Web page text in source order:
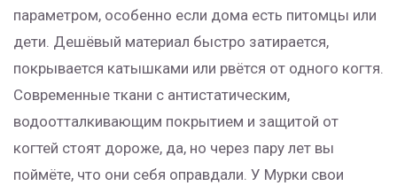
параметром, особенно если дома есть питомцы или
дети. Дешёвый материал быстро затирается,
покрывается катышками или рвётся от одного когтя.
Современные ткани с антистатическим,
водоотталкивающим покрытием и защитой от
когтей стоят дороже, да, но через пару лет вы
поймёте, что они себя оправдали. У Мурки свои